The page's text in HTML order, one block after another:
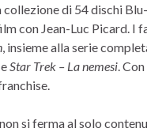
collezione di 54 dischi
con Jean-Luc Picard. I
, insieme alla serie
eStar Trek – La nemesi.
non si ferma al solo